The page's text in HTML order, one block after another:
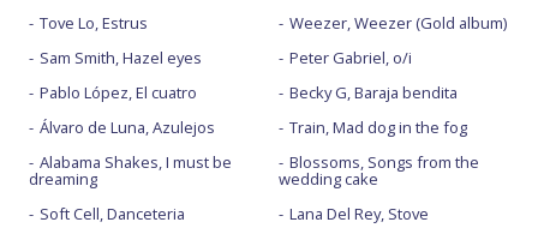
Tove Lo, Estrus
Sam Smith, Hazel eyes
Pablo López, El cuatro
Álvaro de Luna, Azulejos
Alabama Shakes, I must be
dreaming
Soft Cell, Danceteria
Weezer, Weezer (Gold album)
Peter Gabriel, o/i
Becky G, Baraja bendita
Train, Mad dog in the fog
Blossoms, Songs from the
wedding cake
Lana Del Rey, Stove